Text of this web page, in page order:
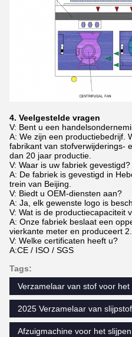
4. Veelgestelde vragen
V: Bent u een
A: We zijn een productiebedrijf.
fabrikant van stofverwijderings-
dan 20 jaar productie.
V: Waar is uw fabriek gevestigd?
A: De fabriek is gevestigd in
trein van Beijing.
V: Biedt u OEM-diensten aan?
A: Ja, elk gewenste logo is
V: Wat is de productiecapaciteit
A: Onze fabriek beslaat een
vierkante meter en produceert
V: Welke certificaten heeft u?
A:CE / ISO / SGS
Tags:
Verzamelaar van stof voor
2025 Verzamelaar van slijpstof
Afzuigmachine voor het